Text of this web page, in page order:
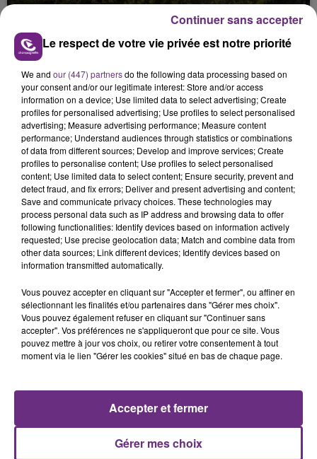
août dans la commune de Montgueux (Aube). Du
jamais vu !
L'INSPECTION DU TRAVAIL RAPPELLE À
L'ORDRE SUR LES CONDITIONS DE...
Alors que les dates de début des vendange 2026
s'est avéré être plus précoce que prévu,
l'inspection du Travail en profite pour rappeler
les conditions de...
TITRES DIFFUSÉS
6h46
6h46
ARIANA GRANDE
Hate That I Made You Love
Replay
Le respect de votre vie privée est notre priorité
We and our (447) partnersdo the following data processing based on
your consent and/or our legitimate interest: Store and/or access
information on a device; Use limited data to select advertising; Create
profiles for personalised advertising; Use profiles to select personalised
advertising; Measure advertising performance; Measure content
performance; Understand audiences through statistics or combinations
of data from different sources; Develop and improve services; Create
profiles to personalise content; Use profiles to select personalised
content; Use limited data to select content; Ensure security, prevent and
detect fraud, and fix errors; Deliver and present advertising and content;
Save and communicate privacy choices. These technologies may
process personal data such as IP address and browsing data to offer
following functionalities: Identify devices based on information actively
requested; Use precise geolocation data; Match and combine data from
other data sources; Link different devices; Identify devices based on
information transmitted automatically.
Vous pouvez accepter en cliquant sur "Accepter et fermer", ou affiner en
sélectionnant les finalités et/ou partenaires dans "Gérer mes choix".
Vous pouvez également refuser en cliquant sur "Continuer sans
accepter". Vos préférences ne s'appliqueront que pour ce site. Vous
pouvez mettre à jour vos choix, ou retirer votre consentement à tout
moment via le lien "Gérer les cookies" situé en bas de chaque page.
Gérer mes choix
Accepter et fermer
Continuer sans accepter